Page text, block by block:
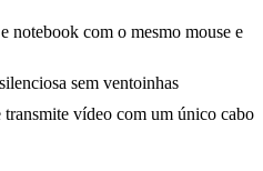
notebook com o mesmo mouse e
sem ventoinhas
transmite vídeo com um único cabo